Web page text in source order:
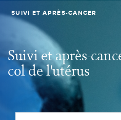
SUIVI ET APRÈS-CANCER
Suivi et après-
col de l'utérus